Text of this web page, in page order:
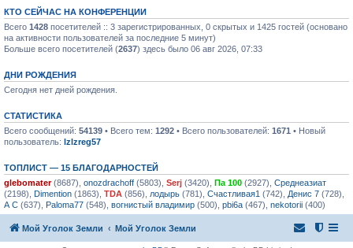
КТО СЕЙЧАС НА КОНФЕРЕНЦИИ
Всего 1428 посетителей :: 3 зарегистрированных, 0 скрытых и 1425 гостей (основано
на активности пользователей за последние 5 минут)
Больше всего посетителей (2637) здесь было 06 авг 2026, 07:33
ДНИ РОЖДЕНИЯ
Сегодня нет дней рождения.
СТАТИСТИКА
Всего сообщений: 54139 • Всего тем: 1292 • Всего пользователей: 1671 • Новый
пользователь: lzlzreg57
ТОПЛИСТ — 15 БЛАГОДАРНОСТЕЙ
glebomater(8687), onozdrachoff (5803), Serj (3420), Па 100 (2927), Среднеазиат
(2198), Dimention (1863), TDA (856), лодырь (781), Счастливая1 (742), Денис 7 (728),
А С (637), Paloma77 (548), вогнистый владимир (500), pbi6a (467), nekotorii (400)
Мой Уголок Земли Мой Уголок Земли